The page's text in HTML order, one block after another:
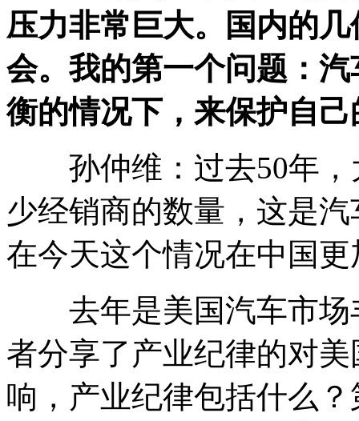
压力非常巨大。国内的
会。我的第一个问题：
衡的情况下，来保护自
孙仲维：过去50年，
少经销商的数量，这是
在今天这个情况在中国
去年是美国汽车市场
者分享了产业纪律的对
响，产业纪律包括什么